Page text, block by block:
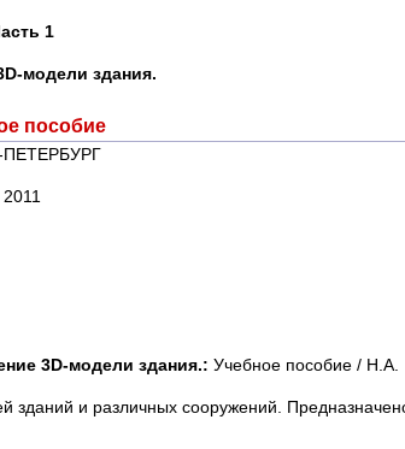
1
D-модели здания.
пособие
2011
3D-модели здания.: Учебное пособие /
и различных сооружений.